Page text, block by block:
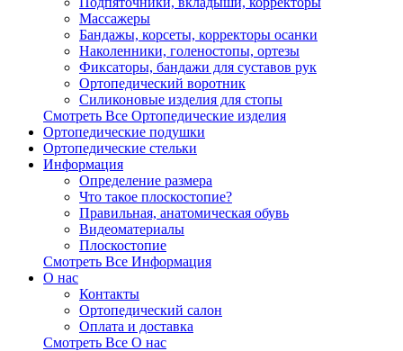
Массажеры
Бандажы, корсеты, корректоры осанки
Наколенники, голеностопы, ортезы
Фиксаторы, бандажи для суставов рук
Ортопедический воротник
Силиконовые изделия для стопы
Смотреть Все Ортопедические изделия
Ортопедические подушки
Ортопедические стельки
Информация
Определение размера
Что такое плоскостопие?
Правильная, анатомическая обувь
Видеоматериалы
Плоскостопие
Смотреть Все Информация
О нас
Контакты
Ортопедический салон
Оплата и доставка
Смотреть Все О нас